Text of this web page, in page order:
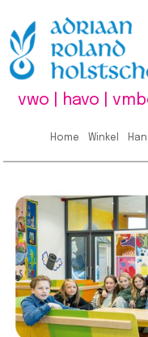
vwo | havo |
Home Winkel